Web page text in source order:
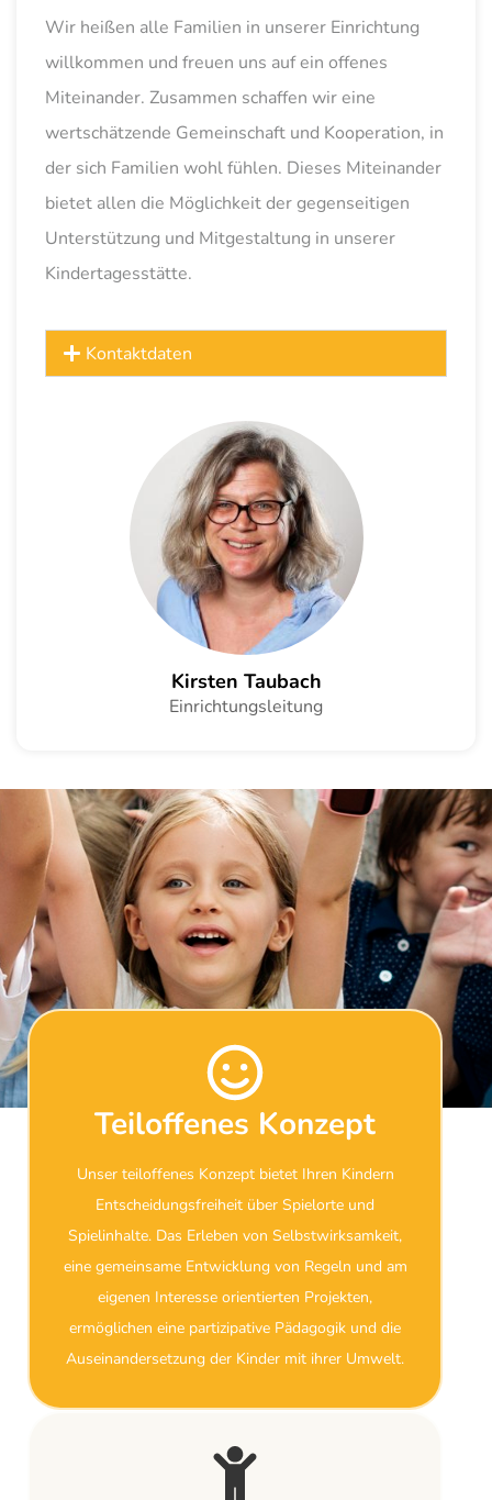
Wir heißen alle Familien in unserer Einrichtung
willkommen und freuen uns auf ein offenes
Miteinander. Zusammen schaffen wir eine
wertschätzende Gemeinschaft und Kooperation, in
der sich Familien wohl fühlen. Dieses Miteinander
bietet allen die Möglichkeit der gegenseitigen
Unterstützung und Mitgestaltung in unserer
Kindertagesstätte.
Kontaktdaten
Kirsten Taubach
Einrichtungsleitung
Teiloffenes Konzept
Unser teiloffenes Konzept bietet Ihren Kindern
Entscheidungsfreiheit über Spielorte und
Spielinhalte. Das Erleben von Selbstwirksamkeit,
eine gemeinsame Entwicklung von Regeln und am
eigenen Interesse orientierten Projekten,
ermöglichen eine partizipative Pädagogik und die
Auseinandersetzung der Kinder mit ihrer Umwelt.